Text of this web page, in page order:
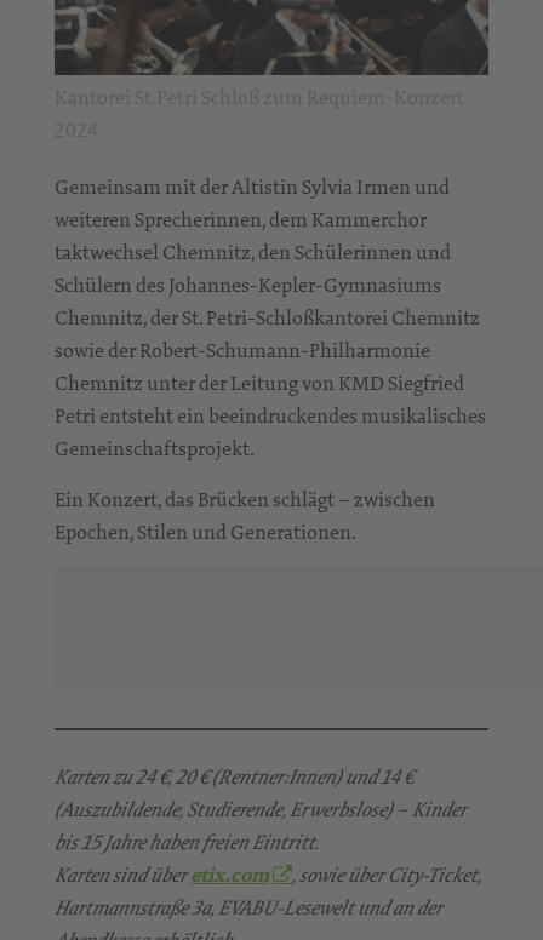
Gemeinsam mit der Altistin Sylvia Irmen und
weiteren Sprecherinnen, dem Kammerchor
taktwechsel Chemnitz, den Schülerinnen und
Schülern des Johannes-Kepler-Gymnasiums
Chemnitz, der St. Petri-Schloßkantorei Chemnitz
sowie der Robert-Schumann-Philharmonie
Chemnitz unter der Leitung von KMD Siegfried
Petri entsteht ein beeindruckendes musikalisches
Gemeinschaftsprojekt.
Ein Konzert, das Brücken schlägt – zwischen
Epochen, Stilen und Generationen.
Karten zu 24 €, 20 € (Rentner:Innen) und 14 €
(Auszubildende, Studierende, Erwerbslose) – Kinder
bis 15 Jahre haben freien Eintritt.
Karten sind überetix.com
, sowie über City-Ticket,
Hartmannstraße 3a, EVABU-Lesewelt und an der